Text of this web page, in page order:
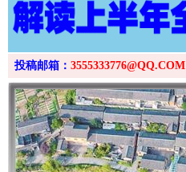
投稿邮箱： 3555333776@QQ.COM